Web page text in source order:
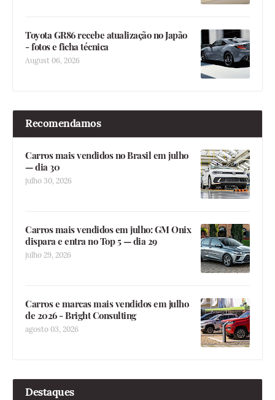
Toyota GR86 recebe atualização no Japão
- fotos e ficha técnica
August 06, 2026
Recomendamos
Carros mais vendidos no Brasil em julho
— dia 30
julho 30, 2026
Carros mais vendidos em julho: GM Onix
dispara e entra no Top 5 — dia 29
julho 29, 2026
Carros e marcas mais vendidos em julho
de 2026 - Bright Consulting
agosto 03, 2026
Destaques